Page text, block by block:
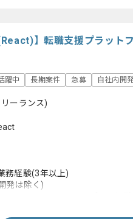
】転職支援プラット
躍中 長期案件 急募 自社内開
ーランス)
務経験(3年以上)
発は除く)